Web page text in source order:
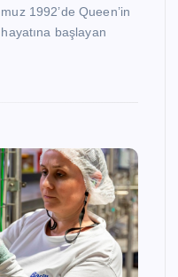
1992’de Queen’in
başlayan